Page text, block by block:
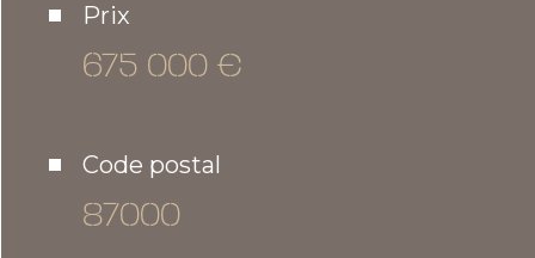
Prix
675 000 €
Code postal
87000